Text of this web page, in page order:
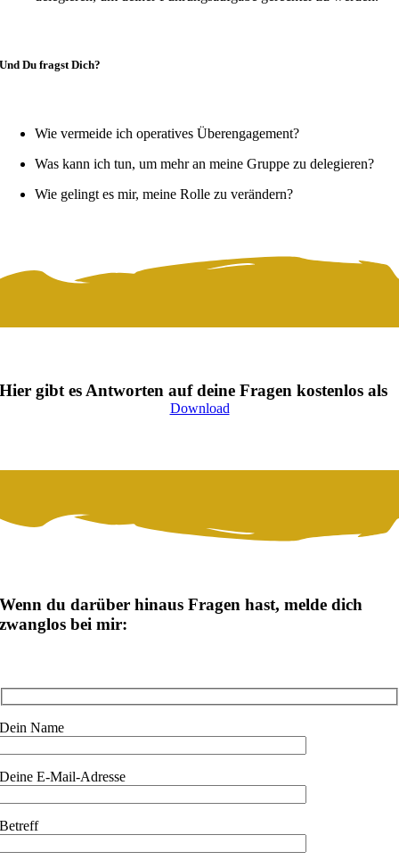
Und Du fragst Dich?
Wie vermeide ich operatives Überengagement?
Was kann ich tun, um mehr an meine Gruppe zu delegieren?
Wie gelingt es mir, meine Rolle zu verändern?
Hier gibt es Antworten auf deine Fragen kostenlos als
Download
Wenn du darüber hinaus Fragen hast, melde dich
zwanglos bei mir:
Dein Name
Deine E-Mail-Adresse
Betreff